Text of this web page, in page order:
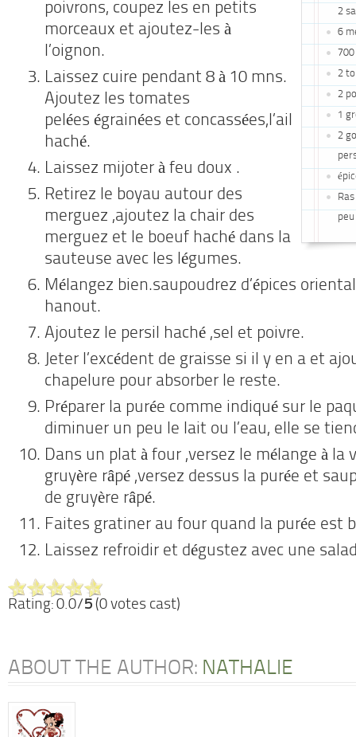
2
6
700
2
2
1
2
poivrons, coupez les en petits
morceaux et ajoutez-les à
l’oignon.
Laissez cuire pendant 8 à 10 mns.
Ajoutez les tomates
pelées égrainées et concassées,l’ail
haché.
Laissez mijoter à feu doux .
Retirez le boyau autour des
merguez ,ajoutez la chair des
merguez et le boeuf haché dans la
sauteuse avec les légumes.
Mélangez bien.saupoudrez d’épices
hanout.
Ajoutez le persil haché ,sel et poivre.
Jeter l’excédent de graisse si il y en a et
chapelure pour absorber le reste.
Préparer la purée comme indiqué sur le
diminuer un peu le lait ou l’eau, elle se
Dans un plat à four ,versez le mélange à la
gruyère râpé ,versez dessus la purée et
de gruyère râpé.
Faites gratiner au four quand la purée est
Laissez refroidir et dégustez avec une
Rating: 0.0/5 (0 votes cast)
ABOUT THE AUTHOR: NATHALIE